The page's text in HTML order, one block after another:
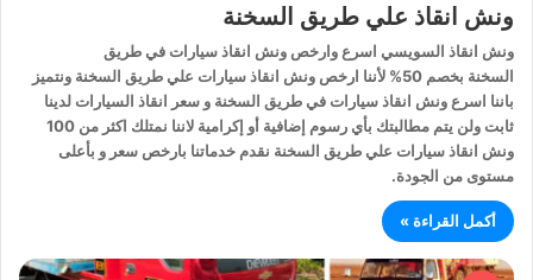
ونش انقاذ علي طريق السخنة
ونش انقاذ السويسي اسرع وارخص ونش انقاذ سيارات في طريق
السخنة بخصم 50% لأننا ارخص ونش انقاذ سيارات علي طريق السخنة ونتميز
باننا اسرع ونش انقاذ سيارات في طريق السخنة و سعر انقاذ السيارات لدينا
ثابت ولن يتم مطالبتك بأي رسوم إضافية أو إكرامية لاننا نمتلك اكثر من 100
ونش انقاذ سيارات علي طريق السخنة نقدم خدماتنا بارخص سعر و بأعلى
مستوى من الجودة.
أكمل القراءة »